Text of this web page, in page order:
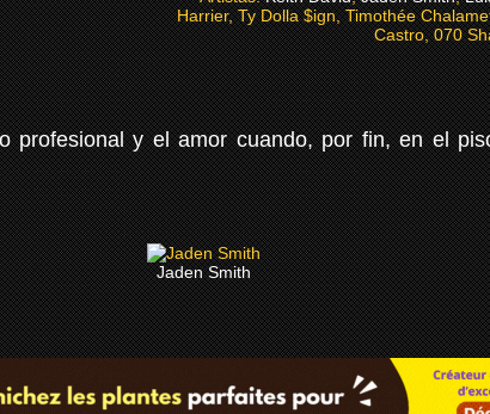
Harrier, Ty Dolla $ign, Timothée
Castro, 070
profesional y el amor cuando, por fin, en el
Jaden Smith